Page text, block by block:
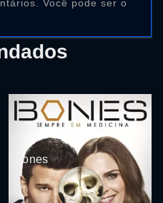
Você pode ser o
Bones